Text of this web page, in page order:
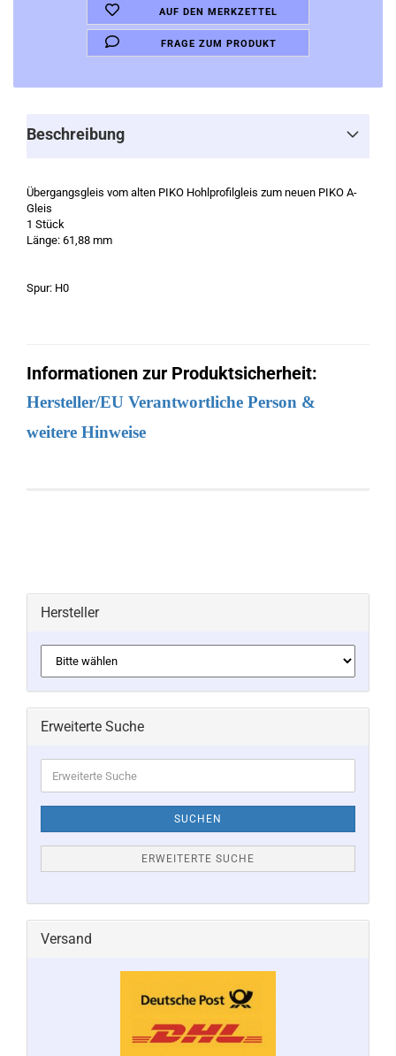
AUF DEN MERKZETTEL
FRAGE ZUM PRODUKT
Beschreibung
Übergangsgleis vom alten PIKO Hohlprofilgleis zum neuen PIKO A-
Gleis
1 Stück
Länge: 61,88 mm
Spur: H0
Informationen zur Produktsicherheit:
Hersteller/EU Verantwortliche Person &
weitere Hinweise
Hersteller
Erweiterte Suche
Suche
SUCHEN
ERWEITERTE SUCHE
Versand